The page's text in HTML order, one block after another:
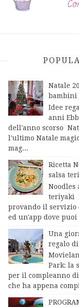
Natale
bambini
Idee
anni
dell'anno scorso
l'ultimo Natale
mag...
Ricetta
salsa
Noodles
teriyaki
provando il servizio
ed un'app dove puoi
Una
regalo
Park: la
per il compleanno
che ha appena